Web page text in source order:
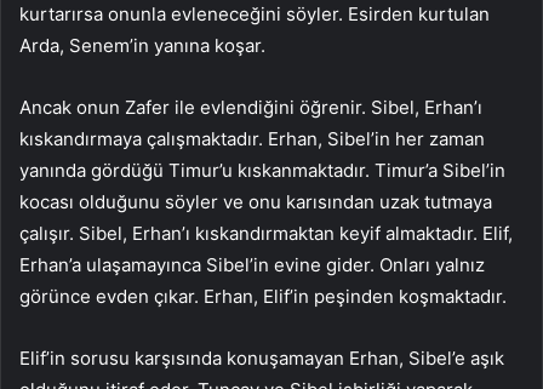
kurtarırsa onunla evleneceğini söyler. Esirden kurtulan
Arda, Senem’in yanına koşar.
Ancak onun Zafer ile evlendiğini öğrenir. Sibel, Erhan’ı
kıskandırmaya çalışmaktadır. Erhan, Sibel’in her zaman
yanında gördüğü Timur’u kıskanmaktadır. Timur’a Sibel’in
kocası olduğunu söyler ve onu karısından uzak tutmaya
çalışır. Sibel, Erhan’ı kıskandırmaktan keyif almaktadır. Elif,
Erhan’a ulaşamayınca Sibel’in evine gider. Onları yalnız
görünce evden çıkar. Erhan, Elif’in peşinden koşmaktadır.
Elif’in sorusu karşısında konuşamayan Erhan, Sibel’e aşık